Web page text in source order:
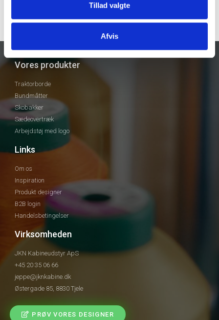
Tillad valgte
Afvis
Vores produkter
Traktorborde
Bundmåtter
Skobakker
Sædeovertræk
Arbejdstøj med logo
Links
Om os
Inspiration
Produkt designer
B2B login
Handelsbetingelser
Virksomheden
JKN Kabineudstyr ApS
+45 20 35 06 66
jeppe@jknkabine.dk
Østergade 85, 8830 Tjele
PRØV VORES DESIGNER